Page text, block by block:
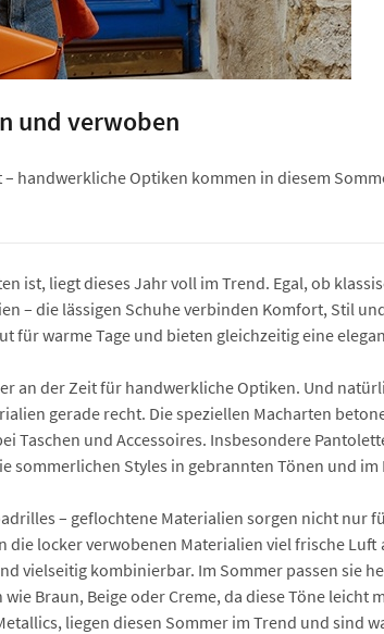
und verwoben
handwerkliche Optiken kommen in diesem
ist, liegt dieses Jahr voll im Trend. Egal, ob
– die lässigen Schuhe verbinden Komfort, Stil
für warme Tage und bieten gleichzeitig eine
an der Zeit für handwerkliche Optiken. Und
gerade recht. Die speziellen Macharten
Taschen und Accessoires. Insbesondere
sommerlichen Styles in gebrannten Tönen und im
– geflochtene Materialien sorgen nicht
die locker verwobenen Materialien viel frische Luft
vielseitig kombinierbar. Im Sommer passen sie
Braun, Beige oder Creme, da diese Töne
liegen diesen Sommer im Trend und sind